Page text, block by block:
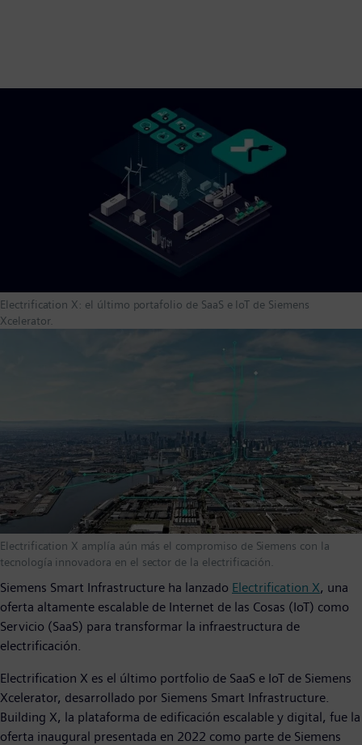
Electrification X: el último portafolio de SaaS e IoT de Siemens
Xcelerator.
Electrification X amplía aún más el compromiso de Siemens con la
tecnología innovadora en el sector de la electrificación.
Siemens Smart Infrastructure ha lanzado Electrification X, una
oferta altamente escalable de Internet de las Cosas (IoT) como
Servicio (SaaS) para transformar la infraestructura de
electrificación.
Electrification X es el último portfolio de SaaS e IoT de Siemens
Xcelerator, desarrollado por Siemens Smart Infrastructure.
Building X, la plataforma de edificación escalable y digital, fue la
oferta inaugural presentada en 2022 como parte de Siemens